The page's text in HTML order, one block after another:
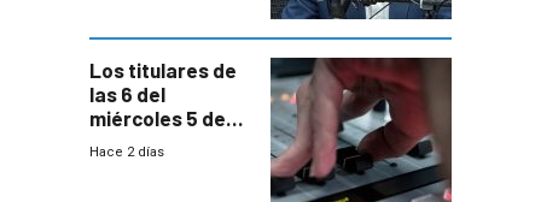
Los titulares de
las 6 del
miércoles 5 de
agosto de 2026
Hace 2 días